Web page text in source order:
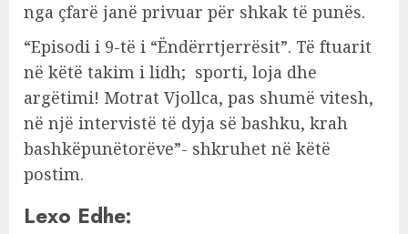
nga çfarë janë privuar për shkak të punës.
“Episodi i 9-të i “Ëndërrtjerrësit”. Të ftuarit
në këtë takim i lidh; sporti, loja dhe
argëtimi! Motrat Vjollca, pas shumë vitesh,
në një intervistë të dyja së bashku, krah
bashkëpunëtorëve”- shkruhet në këtë
postim.
Lexo Edhe: